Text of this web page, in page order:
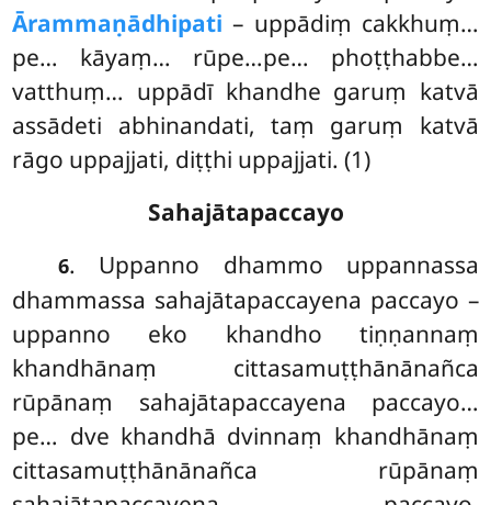
Ārammaṇādhipati – uppādiṃ cakkhuṃ…
pe… kāyaṃ… rūpe…pe… phoṭṭhabbe…
vatthuṃ… uppādī khandhe garuṃ katvā
assādeti abhinandati, taṃ garuṃ katvā
rāgo uppajjati, diṭṭhi uppajjati. (1)
Sahajātapaccayo
6. Uppanno dhammo uppannassa
dhammassa sahajātapaccayena paccayo –
uppanno eko khandho tiṇṇannaṃ
khandhānaṃ cittasamuṭṭhānānañca
rūpānaṃ sahajātapaccayena paccayo…
pe… dve khandhā dvinnaṃ khandhānaṃ
cittasamuṭṭhānānañca rūpānaṃ